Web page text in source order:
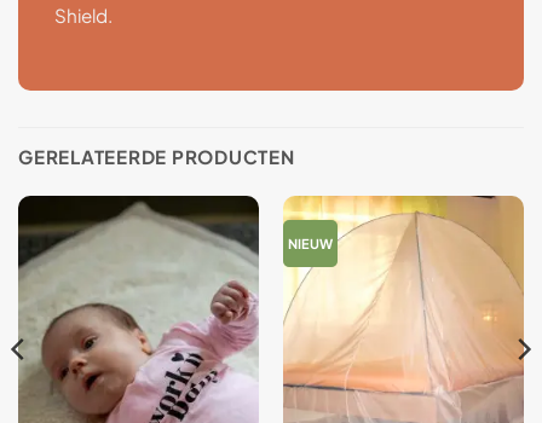
Shield.
GERELATEERDE PRODUCTEN
NIEUW